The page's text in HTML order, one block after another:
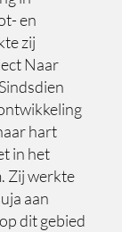
en
zij
Naar
hart
in het
Zij werkte
aan
dit gebied